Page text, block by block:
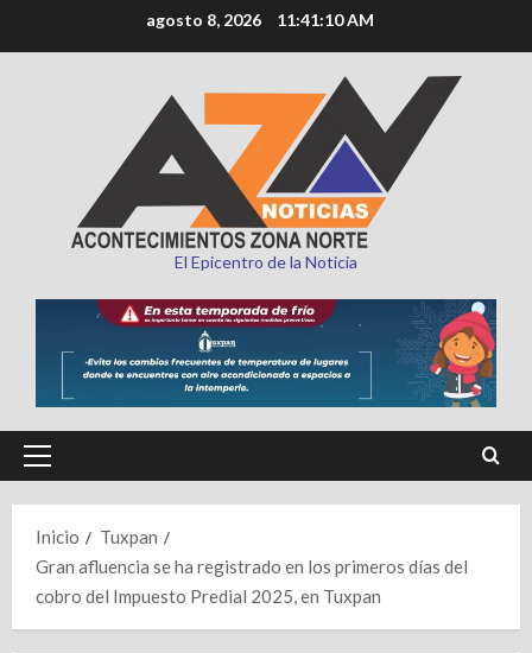
al
agosto 8, 2026 11:41:12 AM
El Epicentro de la Noticia
Menú
Inicio
Tuxpan
Gran afluencia se ha registrado en los primeros días del
cobro del Impuesto Predial 2025, en Tuxpan